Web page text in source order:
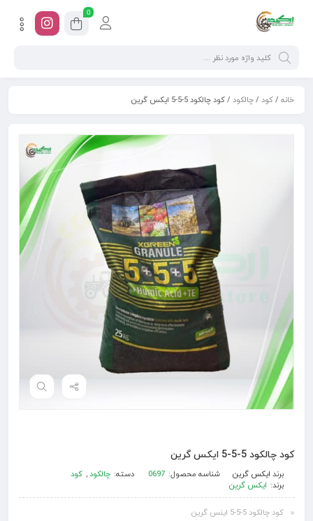
0
خانه /کود /چالکود / کود چالکود 5-5-5 ایکس گرین
کود چالکود 5-5-5 ایکس گرین
برند ایکس گرین شناسه محصول: 0697 دسته: چالکود, کود
برند: ایکس گرین
کود چالکود 5-5-5 اینس گرین